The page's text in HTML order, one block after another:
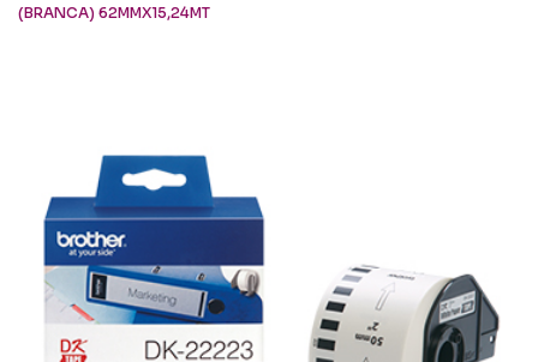
(BRANCA) 62MMX15,24MT